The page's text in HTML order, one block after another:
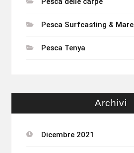
Pesca Surfcasting & Mare
Pesca Tenya
Archivi
Dicembre 2021